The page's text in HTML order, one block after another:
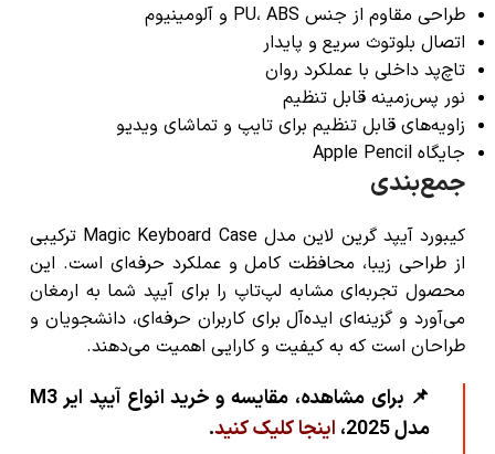
طراحی مقاوم از جنس PU، ABS و آلومینیوم
اتصال بلوتوث سریع و پایدار
تاچ‌پد داخلی با عملکرد روان
نور پس‌زمینه قابل تنظیم
زاویه‌های قابل تنظیم برای تایپ و تماشای ویدیو
جایگاه Apple Pencil
جمع‌بندی
کیبورد آیپد گرین لاین مدل Magic Keyboard Case ترکیبی
از طراحی زیبا، محافظت کامل و عملکرد حرفه‌ای است. این
محصول تجربه‌ای مشابه لپ‌تاپ را برای آیپد شما به ارمغان
می‌آورد و گزینه‌ای ایده‌آل برای کاربران حرفه‌ای، دانشجویان و
طراحان است که به کیفیت و کارایی اهمیت می‌دهند.
📌 برای مشاهده، مقایسه و خرید انواع آیپد ایر M3
مدل 2025،
اینجا کلیک کنید.